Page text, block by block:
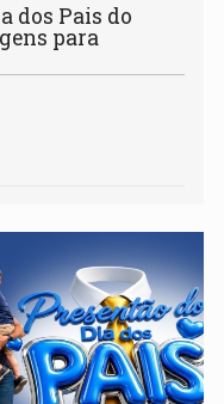
dos Pais do
para